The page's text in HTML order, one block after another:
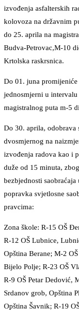
izvođenja asfalterskih
kolovoza na državnim
do 25. aprila na
Budva-Petrovac,M-10
Krtolska raskrsnica.
Do 01. juna promijeniće
jednosmjerni u
magistralnog puta m-5
Do 30. aprila, odobrava
dvosmjernog na
izvođenja radova kao i
duže od 15 minuta,
bezbjednosti
popravka svjetlosne
pravcima:
Zona škole: R-15 OŠ
R-12 OŠ Lubnice,
Opština Berane; M-2
Bijelo Polje; R-23 OŠ
R-9 OŠ Petar Dedović,
Srdanov grob, Opština
Opština Šavnik; R-19